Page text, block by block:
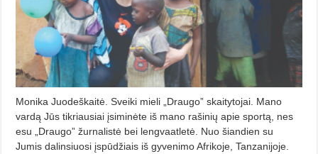
Monika Juodeškaitė. Sveiki mieli „Draugo” skaitytojai. Mano
vardą Jūs tikriausiai įsiminėte iš mano rašinių apie sportą, nes
esu „Draugo” žurnalistė bei lengvaatletė. Nuo šiandien su
Jumis dalinsiuosi įspūdžiais iš gyvenimo Afrikoje, Tanzanijoje.